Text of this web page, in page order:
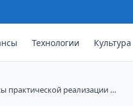
Технологии Культура
практической реализации …